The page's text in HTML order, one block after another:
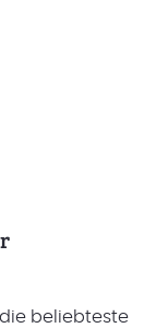
beliebteste